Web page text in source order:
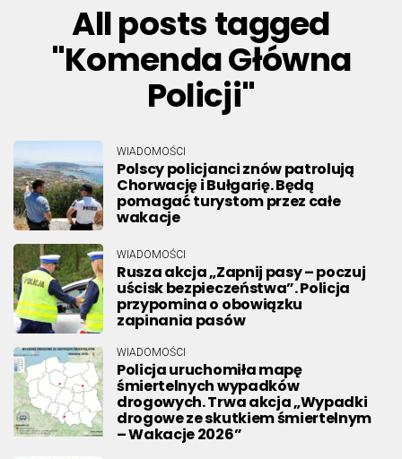
All posts tagged
"Komenda Główna
Policji"
WIADOMOŚCI
Polscy policjanci znów patrolują
Chorwację i Bułgarię. Będą
pomagać turystom przez całe
wakacje
WIADOMOŚCI
Rusza akcja „Zapnij pasy – poczuj
uścisk bezpieczeństwa”. Policja
przypomina o obowiązku
zapinania pasów
WIADOMOŚCI
Policja uruchomiła mapę
śmiertelnych wypadków
drogowych. Trwa akcja „Wypadki
drogowe ze skutkiem śmiertelnym
– Wakacje 2026”